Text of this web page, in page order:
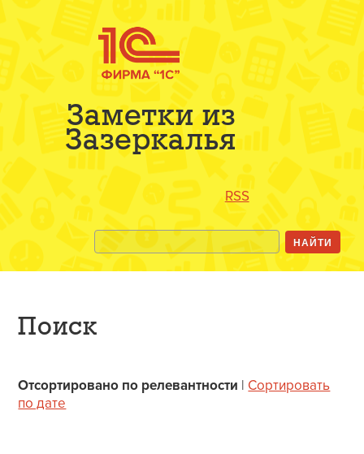
Заметки из
Зазеркалья
RSS
Поиск
Отсортировано по релевантности | Сортировать
по дате